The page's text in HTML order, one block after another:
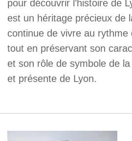
pour découvrir l’histoire de
est un héritage précieux de
continue de vivre au rythme
tout en préservant son
et son rôle de symbole de
et présente de Lyon.